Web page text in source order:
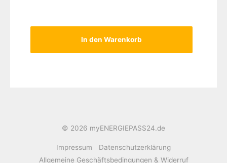
In den Warenkorb
© 2026 myENERGIEPASS24.de
Impressum
Datenschutzerklärung
Allgemeine Geschäftsbedingungen & Widerruf